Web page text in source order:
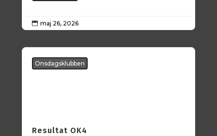
 maj 26, 2026
Onsdagsklubben
Resultat OK4